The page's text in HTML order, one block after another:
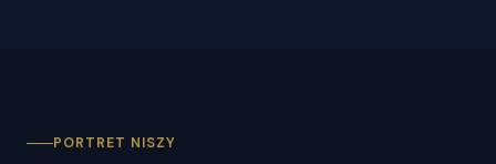
PORTRET NISZY